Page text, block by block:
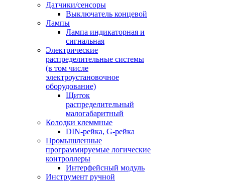
Датчики/сенсоры
Выключатель концевой
Лампы
Лампа индикаторная и
сигнальная
Электрические
распределительные системы
(в том числе
электроустановочное
оборудование)
Щиток
распределительный
малогабаритный
Колодки клеммные
DIN-рейка, G-рейка
Промышленные
программируемые логические
контроллеры
Интерфейсный модуль
Инструмент ручной